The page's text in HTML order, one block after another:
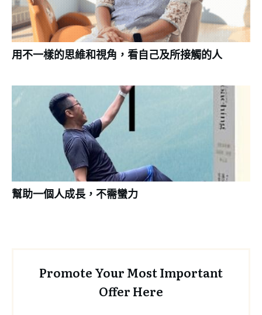
用不一樣的思維和視角，看自己及所接觸的人
幫助一個人成長，不需蠻力
Promote Your Most Important
Offer Here